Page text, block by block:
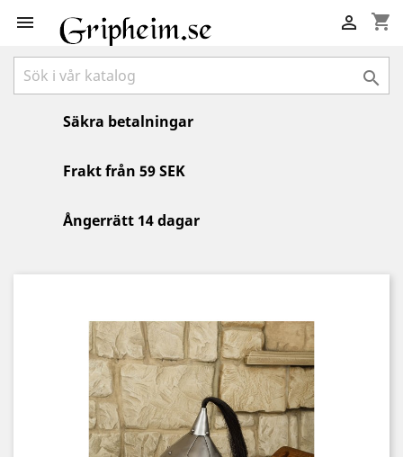
 shopping_cart


Säkra betalningar
Frakt från 59 SEK
Ångerrätt 14 dagar